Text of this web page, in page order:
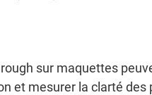
sur maquettes
et mesurer la clarté des